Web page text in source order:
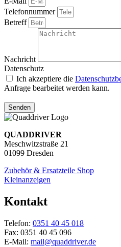
Telefonnummer
Betreff
Nachricht
Datenschutz
Ich akzeptiere die
Anfrage bearbeitet werden kann.
Senden
QUADDRIVER
Meschwitzstraße 21
01099 Dresden
Zubehör & Ersatzteile Shop
Kleinanzeigen
Kontakt
Telefon: 0351 40 45 018
Fax: 0351 40 45 096
E-Mail: mail@quaddriver.de